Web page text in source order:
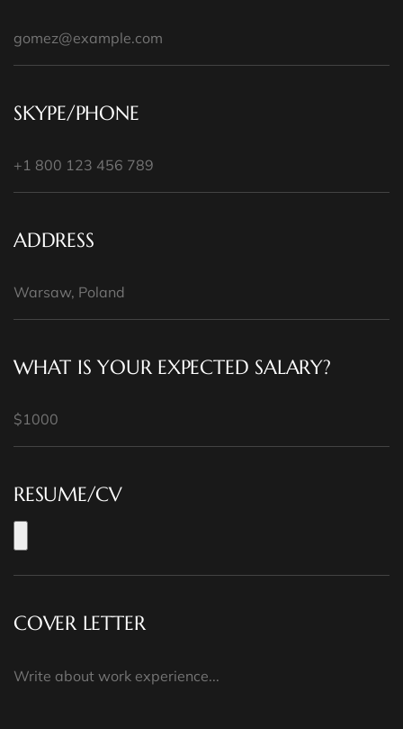
SKYPE/PHONE
ADDRESS
WHAT IS YOUR EXPECTED SALARY?
RESUME/CV
COVER LETTER